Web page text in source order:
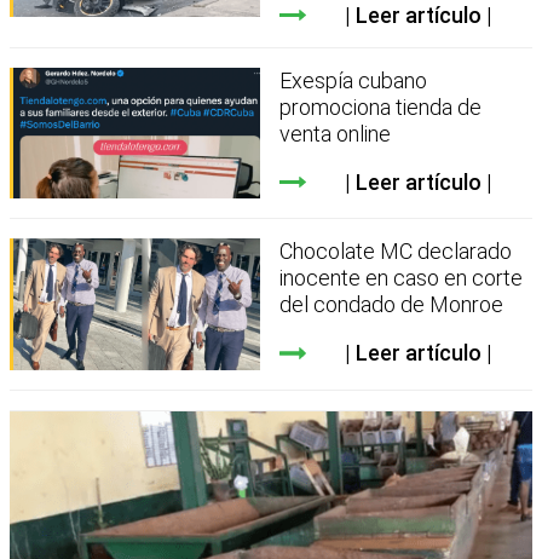
Leer artículo
Exespía cubano
promociona tienda de
venta online
Leer artículo
Chocolate MC declarado
inocente en caso en corte
del condado de Monroe
Leer artículo